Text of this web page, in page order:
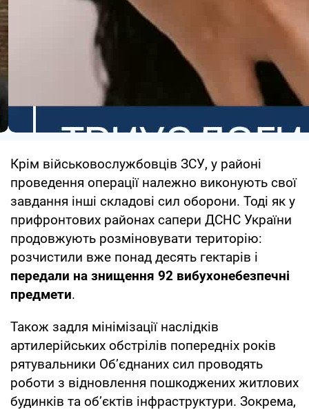
Крім військовослужбовців ЗСУ, у районі
проведення операції належно виконують свої
завдання інші складові сил оборони. Тоді як у
прифронтових районах сапери ДСНС України
продовжують розміновувати територію:
розчистили вже понад десять гектарів і
передали на знищення 92 вибухонебезпечні
предмети.
Також задля мінімізації наслідків
артилерійських обстрілів попередніх років
рятувальники Об’єднаних сил проводять
роботи з відновлення пошкоджених житлових
будинків та об’єктів інфраструктури. Зокрема,